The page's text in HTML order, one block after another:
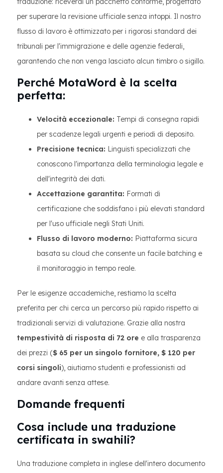
per superare la revisione ufficiale senza intoppi. Il nostro
flusso di lavoro è ottimizzato per i rigorosi standard dei
tribunali per l'immigrazione e delle agenzie federali,
garantendo che non venga lasciato alcun timbro o sigillo.
Perché MotaWord è la scelta
perfetta:
Velocità eccezionale: Tempi di consegna rapidi
per scadenze legali urgenti e periodi di deposito.
Precisione tecnica: Linguisti specializzati che
conoscono l'importanza della terminologia legale e
dell'integrità dei dati.
Accettazione garantita: Formati di
certificazione che soddisfano i più elevati standard
per l'uso ufficiale negli Stati Uniti.
Flusso di lavoro moderno: Piattaforma sicura
basata su cloud che consente un facile batching e
il monitoraggio in tempo reale.
Per le esigenze accademiche, restiamo la scelta
preferita per chi cerca un percorso più rapido rispetto ai
tradizionali servizi di valutazione. Grazie alla nostra
tempestività di risposta di 72 ore e alla trasparenza
dei prezzi ($ 65 per un singolo fornitore, $ 120 per
corsi singoli), aiutiamo studenti e professionisti ad
andare avanti senza attese.
Domande frequenti
Cosa include una traduzione
certificata in swahili?
Una traduzione completa in inglese dell'intero documento